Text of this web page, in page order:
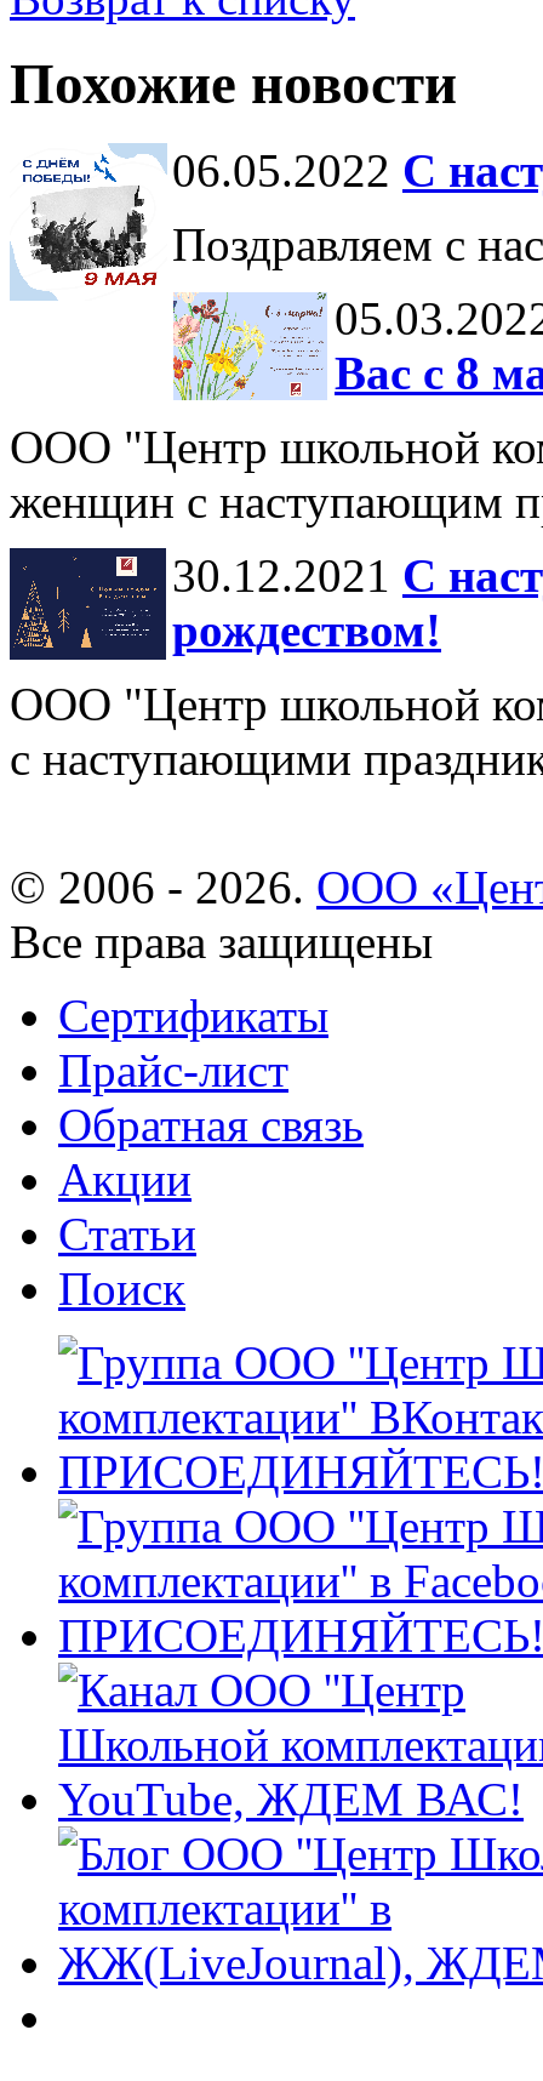
Похожие новости
06.05.2022 С
Поздравляем с
Вас с 8
ООО "Центр школьной
женщин с наступающим
30.12.2021 С
рождеством!
ООО "Центр школьной
с наступающими
© 2006 - 2026. ООО
Все права защищены
Сертификаты
Прайс-лист
Обратная связь
Акции
Статьи
Поиск